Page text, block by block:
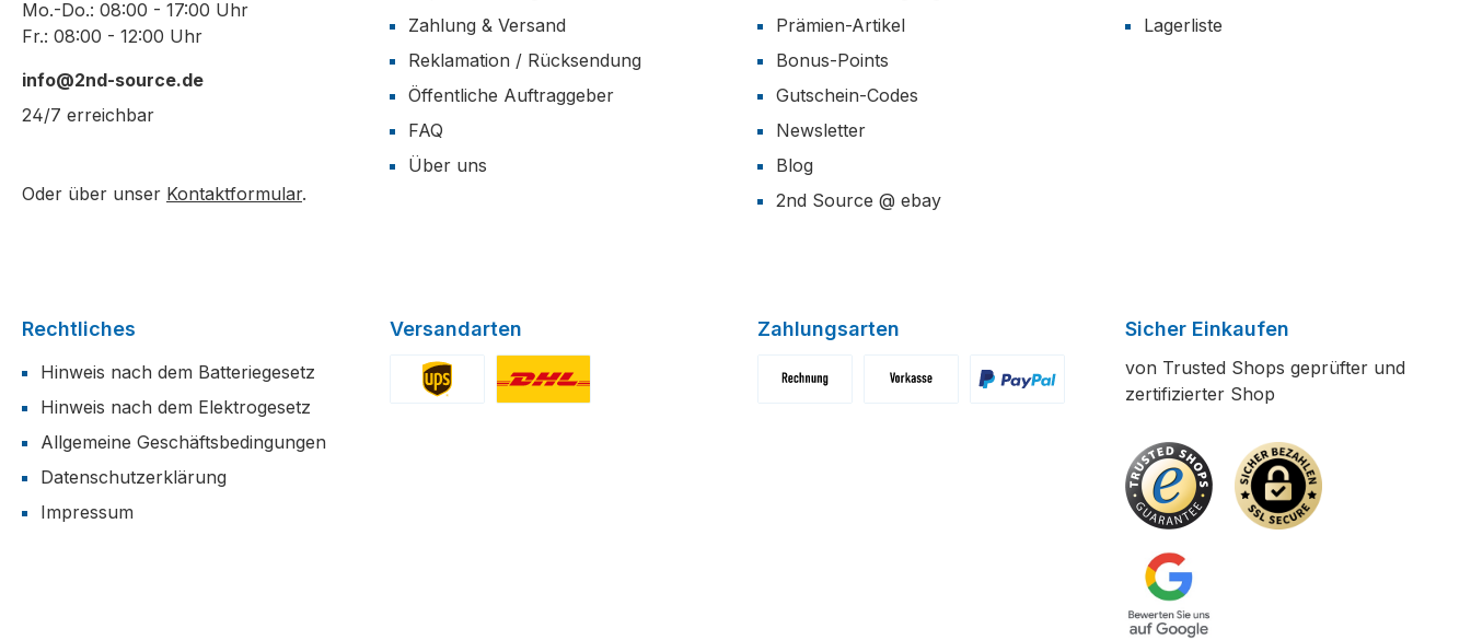
Mo.-Do.: 08:00 - 17:00 Uhr
Fr.: 08:00 - 12:00 Uhr
info@2nd-source.de
24/7 erreichbar
Oder über unser Kontaktformular.
Zahlung & Versand
Reklamation / Rücksendung
Öffentliche Auftraggeber
FAQ
Über uns
Prämien-Artikel
Bonus-Points
Gutschein-Codes
Newsletter
Blog
2nd Source @ ebay
Lagerliste
Rechtliches
Hinweis nach dem Batteriegesetz
Hinweis nach dem Elektrogesetz
Allgemeine Geschäftsbedingungen
Datenschutzerklärung
Impressum
Versandarten Zahlungsarten Sicher Einkaufen
von Trusted Shops geprüfter und
zertifizierter Shop